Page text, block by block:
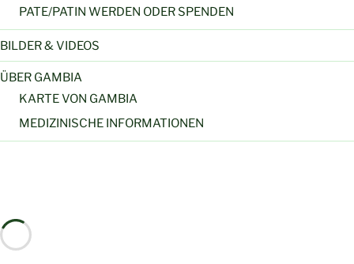
PATE/PATIN WERDEN ODER SPENDEN
BILDER & VIDEOS
ÜBER GAMBIA
KARTE VON GAMBIA
MEDIZINISCHE INFORMATIONEN